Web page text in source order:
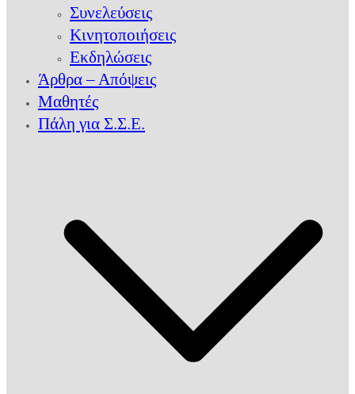
Συνελεύσεις
Κινητοποιήσεις
Εκδηλώσεις
Άρθρα – Απόψεις
Μαθητές
Πάλη για Σ.Σ.Ε.